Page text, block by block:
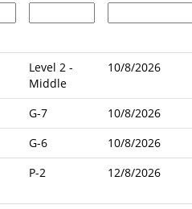
Level 2 -
Middle
10/8/2026
G-7
10/8/2026
G-6
10/8/2026
P-2 12/8/2026